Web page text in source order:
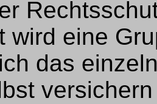
wird eine
das